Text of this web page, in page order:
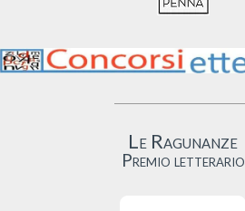
Le Ragunanze
Premio letterario